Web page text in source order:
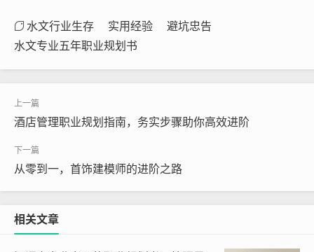
水文行业生存 实用经验
避坑忠告
水文专业五年职业规划书
酒店管理职业规划指南，务实步骤助你高效进阶
从零到一，首饰建模师的进阶之路
相关文章